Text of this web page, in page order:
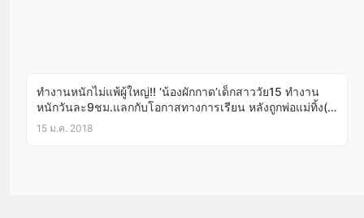
ทำงานหนักไม่แพ้ผู้ใหญ่!! ‘น้องผักกาด’เด็กสาววัย15 ทำงาน
หนักวันละ9ชม.แลกกับโอกาสทางการเรียน หลังถูกพ่อแม่ทิ้ง(มี
คลิป)
15 ม.ค. 2018